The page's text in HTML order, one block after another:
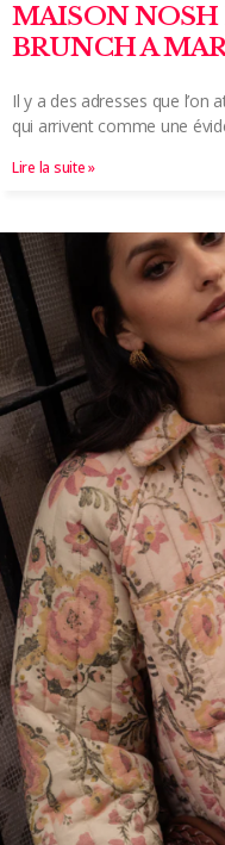
MAISON NOSH
BRUNCH A
Il y a des adresses que l’on
qui arrivent comme une
Lire la suite »